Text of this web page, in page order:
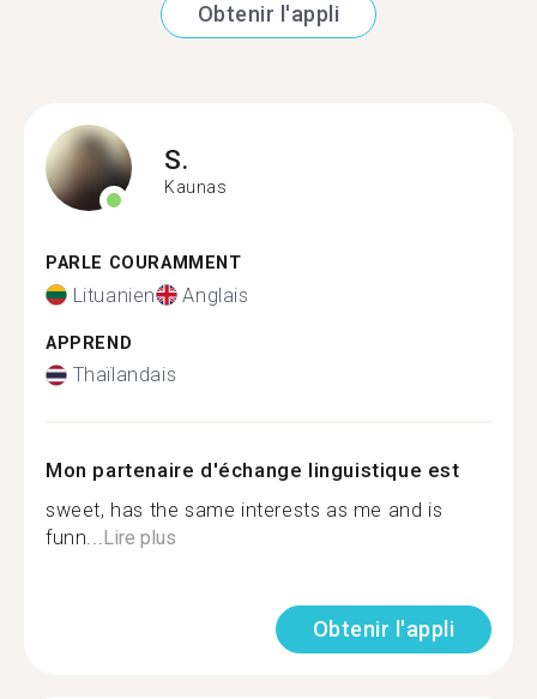
Obtenir l'appli
S.
Kaunas
PARLE COURAMMENT
Lituanien Anglais
APPREND
Thaïlandais
Mon partenaire d'échange linguistique est
sweet, has the same interests as me and is
funn...Lire plus
Obtenir l'appli